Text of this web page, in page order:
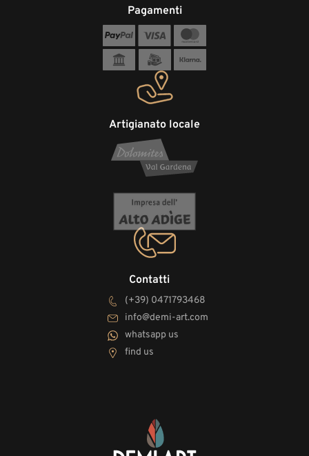
Contatti
(+39) 0471793468
info@demi-art.com
whatsapp us
find us
Artigianato locale
Pagamenti